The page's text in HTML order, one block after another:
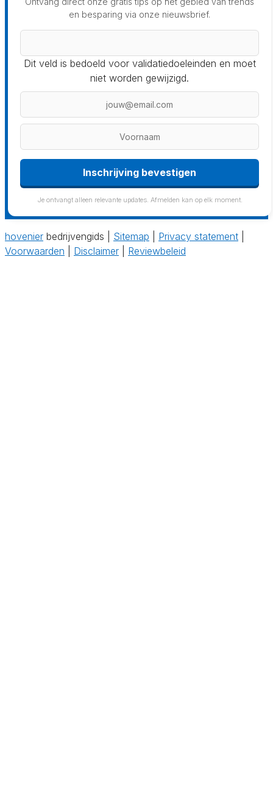
en besparing via onze nieuwsbrief.
Dit veld is bedoeld voor validatiedoeleinden en moet
niet worden gewijzigd.
Inschrijving bevestigen
Je ontvangt alleen relevante updates. Afmelden kan op elk moment.
hovenier bedrijvengids | Sitemap Privacy statement
Voorwaarden
Disclaimer Reviewbeleid